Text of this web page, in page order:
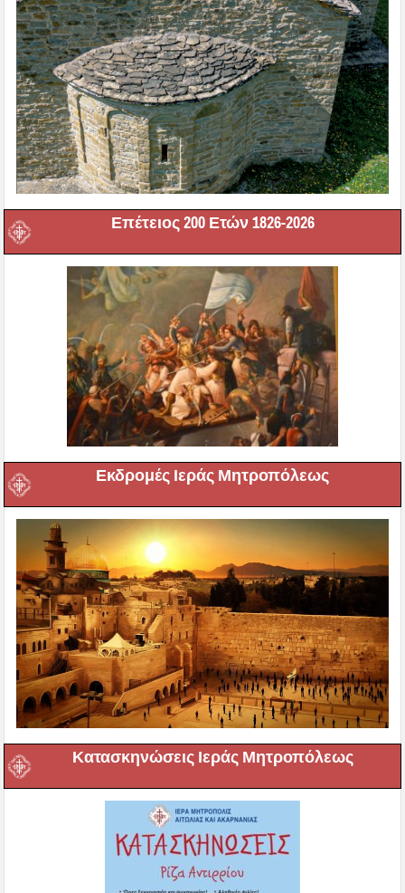
Επέτειος 200 Ετών 1826-2026
Εκδρομές Ιεράς Μητροπόλεως
Κατασκηνώσεις Ιεράς Μητροπόλεως